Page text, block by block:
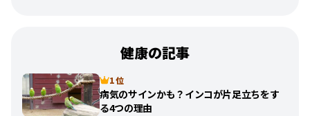
健康の記事
1 位
病気のサインかも？インコが片足立ちをす
る4つの理由